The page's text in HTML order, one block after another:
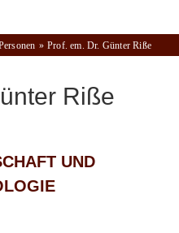
Prof. em. Dr. Günter Riße
Riße
UND